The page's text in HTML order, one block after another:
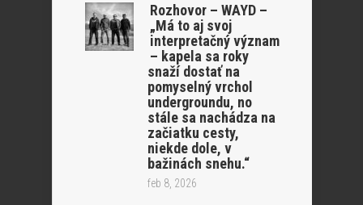
Rozhovor – WAYD –
„Má to aj svoj
interpretačný význam
– kapela sa roky
snaží dostať na
pomyselný vrchol
undergroundu, no
stále sa nachádza na
začiatku cesty,
niekde dole, v
bažinách snehu.“
feb 8, 2026